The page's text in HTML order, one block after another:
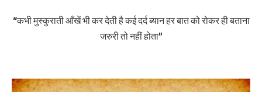
“कभी मुस्कुराती आँखें भी कर देती है कई दर्द ब्यान हर बात को रोकर ही बताना
जरुरी तो नहीं होता”